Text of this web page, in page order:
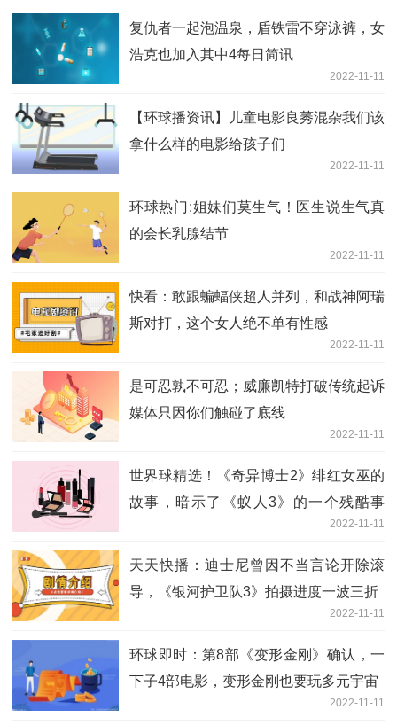
复仇者一起泡温泉，盾铁雷不穿泳裤，女
浩克也加入其中4每日简讯
2022-11-11
【环球播资讯】儿童电影良莠混杂我们该
拿什么样的电影给孩子们
2022-11-11
环球热门:姐妹们莫生气！医生说生气真
的会长乳腺结节
2022-11-11
快看：敢跟蝙蝠侠超人并列，和战神阿瑞
斯对打，这个女人绝不单有性感
2022-11-11
是可忍孰不可忍；威廉凯特打破传统起诉
媒体只因你们触碰了底线
2022-11-11
世界球精选！《奇异博士2》绯红女巫的
故事，暗示了《蚁人3》的一个残酷事
2022-11-11
天天快播：迪士尼曾因不当言论开除滚
导，《银河护卫队3》拍摄进度一波三折
2022-11-11
环球即时：第8部《变形金刚》确认，一
下子4部电影，变形金刚也要玩多元宇宙
2022-11-11